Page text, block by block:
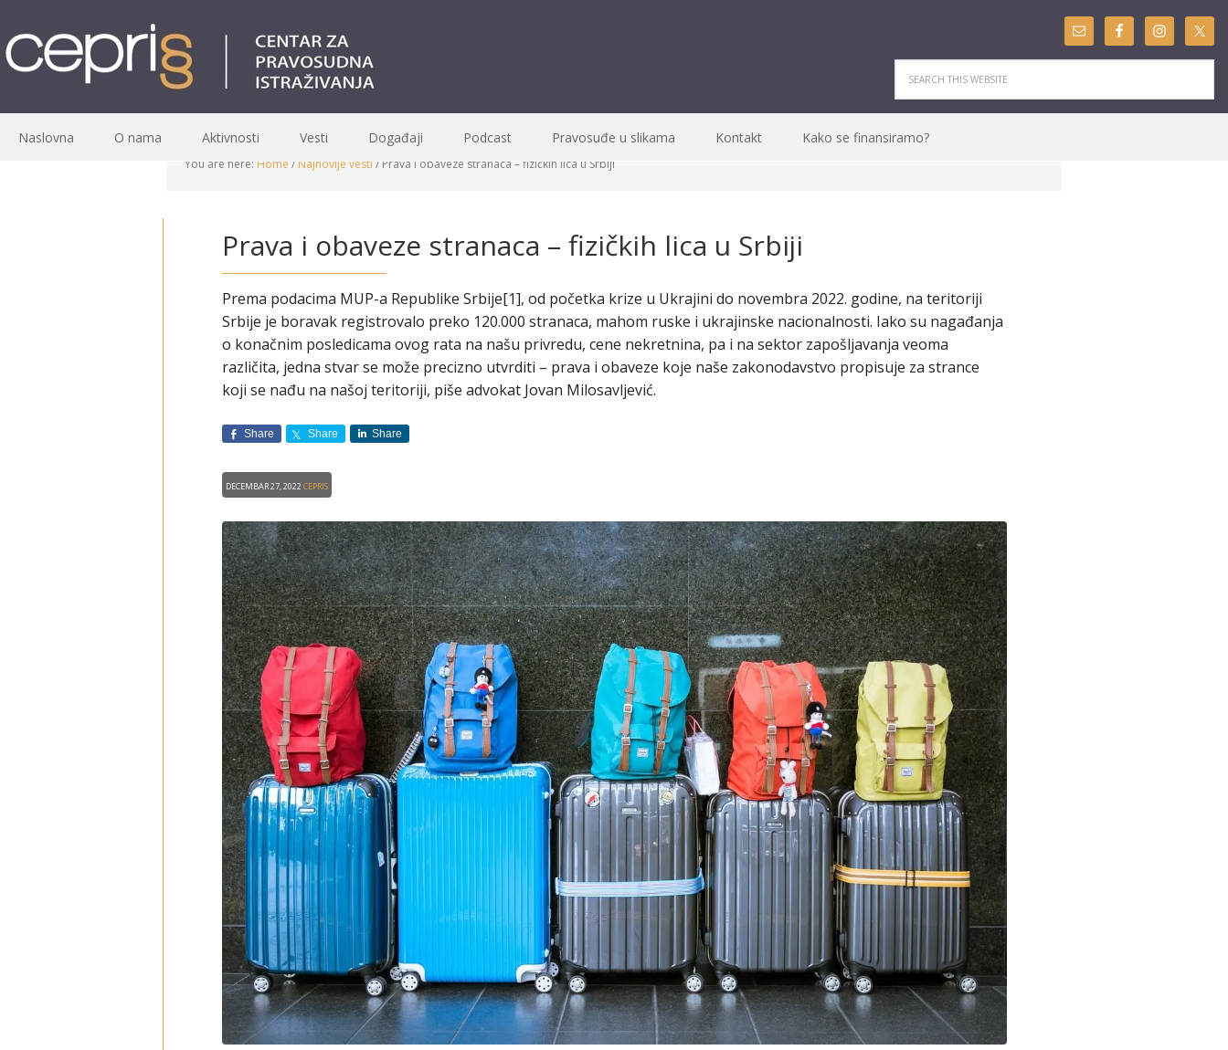
Naslovna O nama Aktivnosti Vesti Događaji Podcast Pravosuđe u slikama Kontakt Kako se finansiramo?
You are here: Home /Najnovije vesti /Prava i obaveze stranaca – fizičkih lica u Srbiji
Prava i obaveze stranaca – fizičkih lica u Srbiji
Prema podacima MUP-a Republike Srbije[1], od početka krize u Ukrajini do novembra 2022. godine, na teritoriji
Srbije je boravak registrovalo preko 120.000 stranaca, mahom ruske i ukrajinske nacionalnosti. Iako su nagađanja
o konačnim posledicama ovog rata na našu privredu, cene nekretnina, pa i na sektor zapošljavanja veoma
različita, jedna stvar se može precizno utvrditi – prava i obaveze koje naše zakonodavstvo propisuje za strance
koji se nađu na našoj teritoriji, piše advokat Jovan Milosavljević.
Share Share Share
Decembar 27, 2022CEPRIS